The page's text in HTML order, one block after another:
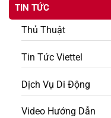
TIN TỨC
Thủ Thuật
Tin Tức Viettel
Dịch Vụ Di Động
Video Hướng Dẫn